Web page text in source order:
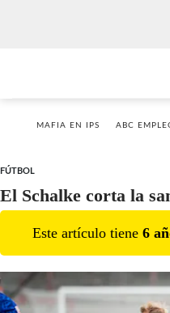
MAFIA EN IPS ABC
FÚTBOL
El Schalke corta la
Este artículo tiene 6